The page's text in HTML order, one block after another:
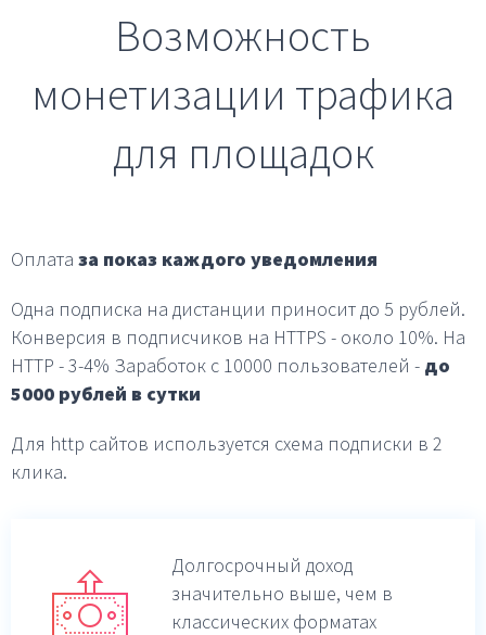
Возможность
монетизации трафика
для площадок
Оплата за показ каждого уведомления
Одна подписка на дистанции приносит до 5 рублей.
Конверсия в подписчиков на HTTPS - около 10%. На
HTTP - 3-4% Заработок с 10000 пользователей - до
5000 рублей в сутки
Для http сайтов используется схема подписки в 2
клика.
Долгосрочный доход
значительно выше, чем в
классических форматах